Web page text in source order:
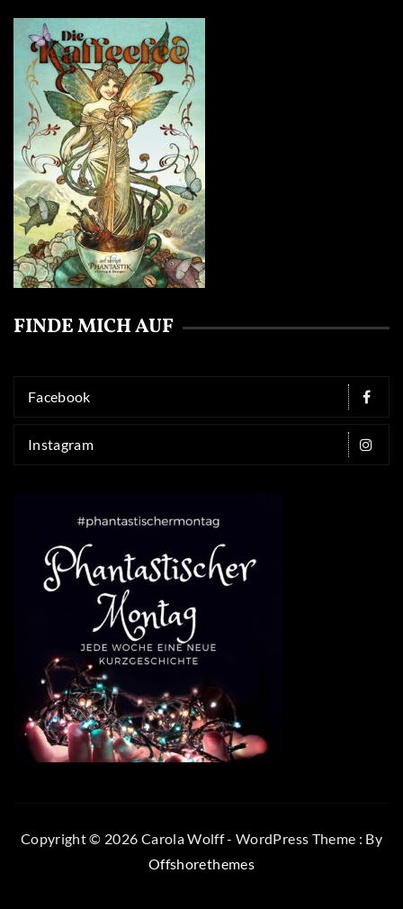
FINDE MICH AUF
Facebook
Instagram
Copyright © 2026 Carola Wolff - WordPress Theme : By
Offshorethemes